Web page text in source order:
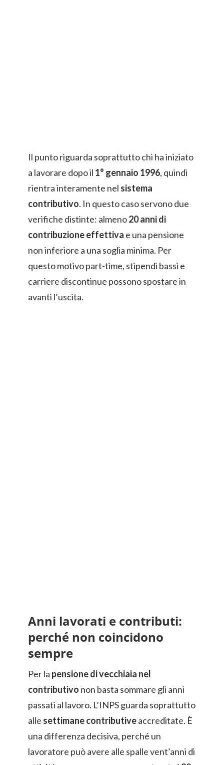
Il punto riguarda soprattutto chi ha iniziato
a lavorare dopo il 1° gennaio 1996, quindi
rientra interamente nel sistema
contributivo. In questo caso servono due
verifiche distinte: almeno20 anni di
contribuzione effettiva e una pensione
non inferiore a una soglia minima. Per
questo motivo part-time, stipendi bassi e
carriere discontinue possono spostare in
avanti l’uscita.
Anni lavorati e contributi:
perché non coincidono
sempre
Per la pensione di vecchiaia nel
contributivo non basta sommare gli anni
passati al lavoro. L’INPS guarda soprattutto
alle settimane contributiveaccreditate. È
una differenza decisiva, perché un
lavoratore può avere alle spalle vent’anni di